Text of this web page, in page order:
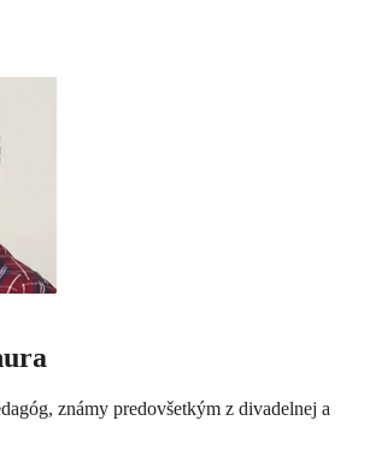
známy predovšetkým z divadelnej a